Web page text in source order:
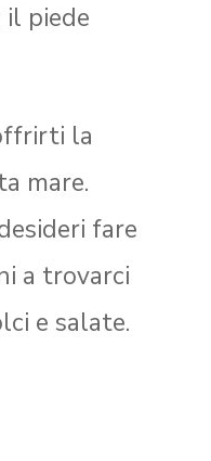
il piede
la
mare.
fare
a trovarci
e salate.